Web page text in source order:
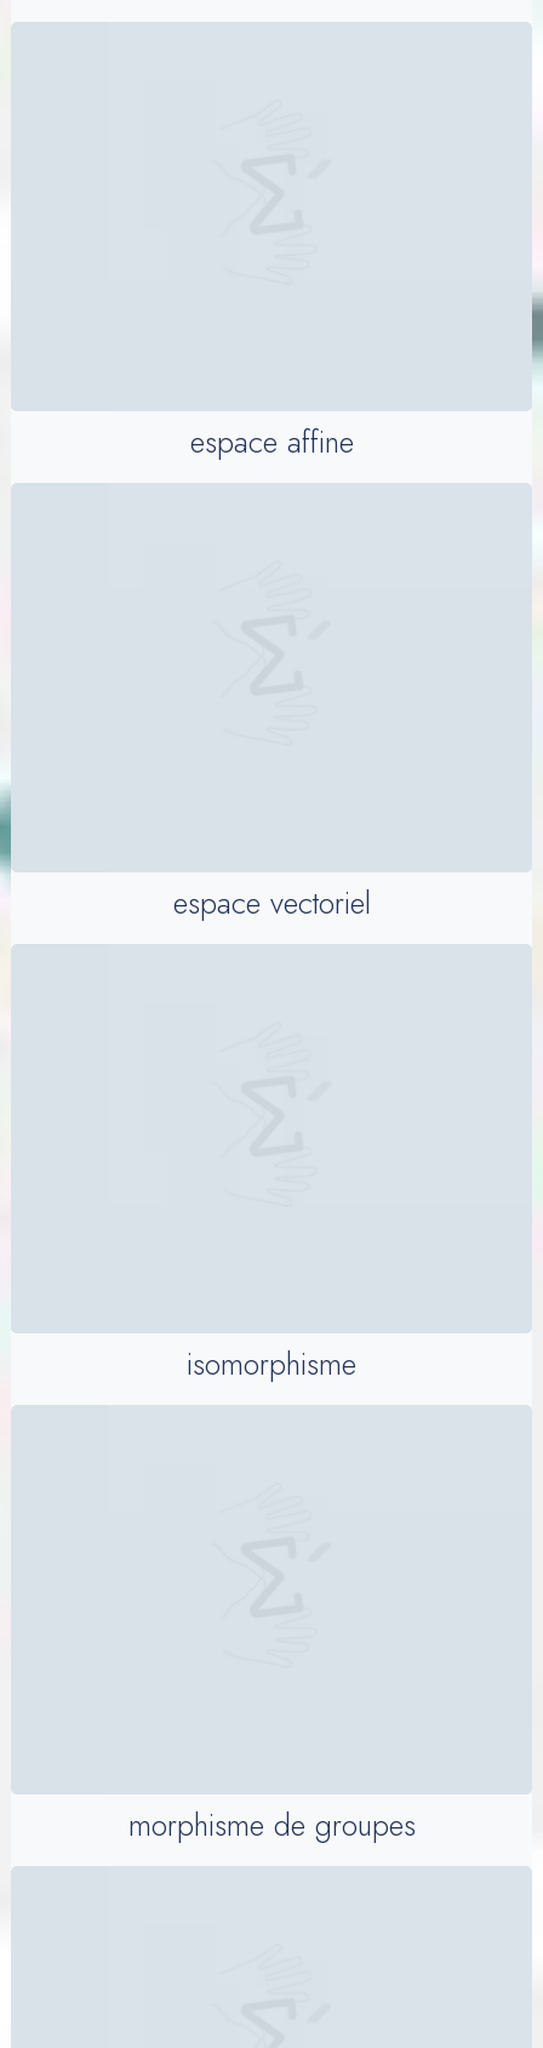
espace affine
espace vectoriel
isomorphisme
morphisme de groupes